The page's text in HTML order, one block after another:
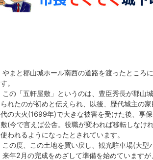
やまと郡山城ホール南西の道路を渡ったところ
す。
この「五軒屋敷」というのは、豊臣秀長が郡山
られたのが初めと伝えられ、以後、歴代城主の
代の大火(1699年)で大きな被害を受けた後、享
敷(今で言えば公舎。役職が変われば移転しなけ
使われるようになったとされています。
この度、この土地を買い戻し、観光駐車場(大型
来年2月の完成をめざして準備を始めています